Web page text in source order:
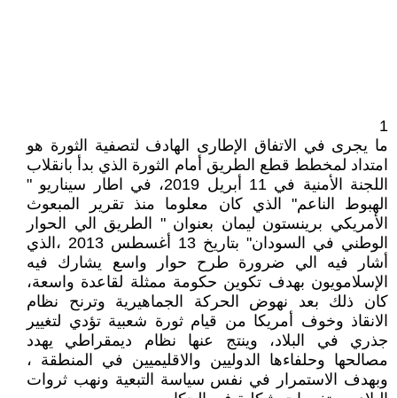
1
ما يجرى في الاتفاق الإطارى الهادف لتصفية الثورة هو
امتداد لمخطط قطع الطريق أمام الثورة الذي بدأ بانقلاب
اللجنة الأمنية في 11 أبريل 2019، في اطار سيناريو "
الهبوط الناعم" الذي كان معلوما منذ تقرير المبعوث
الأمريكي برينستون ليمان بعنوان " الطريق الي الحوار
الوطني في السودان" بتاريخ 13 أغسطس 2013 ،الذي
أشار فيه الي ضرورة طرح حوار واسع يشارك فيه
الإسلامويون بهدف تكوين حكومة ممثلة لقاعدة واسعة،
كان ذلك بعد نهوض الحركة الجماهيرية وترنح نظام
الانقاذ وخوف أمريكا من قيام ثورة شعبية تؤدي لتغيير
جذري في البلاد، وينتج عنها نظام ديمقراطي يهدد
مصالحها وحلفاءها الدوليين والاقليميين في المنطقة ،
وبهدف الاستمرار في نفس سياسة التبعية ونهب ثروات